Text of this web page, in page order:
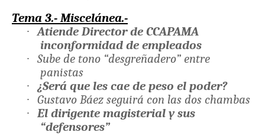
Tema 3.- Miscelánea.-
· Atiende Director de CCAPAMA
inconformidad de empleados
· Sube de tono “desgreñadero” entre
panistas
· ¿Será que les cae de peso el poder?
· Gustavo Báez seguirá con las dos chambas
· El dirigente magisterial y sus
“defensores”